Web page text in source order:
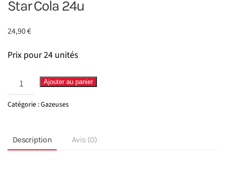
Star Cola 24u
24,90€
Prix pour 24 unités
quantité
de
24u
Ajouter au panier
Catégorie :Gazeuses
Description Avis (0)